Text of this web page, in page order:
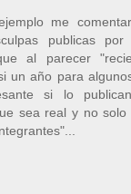
me
publicas
al parecer
un año para
si lo
sea real y no